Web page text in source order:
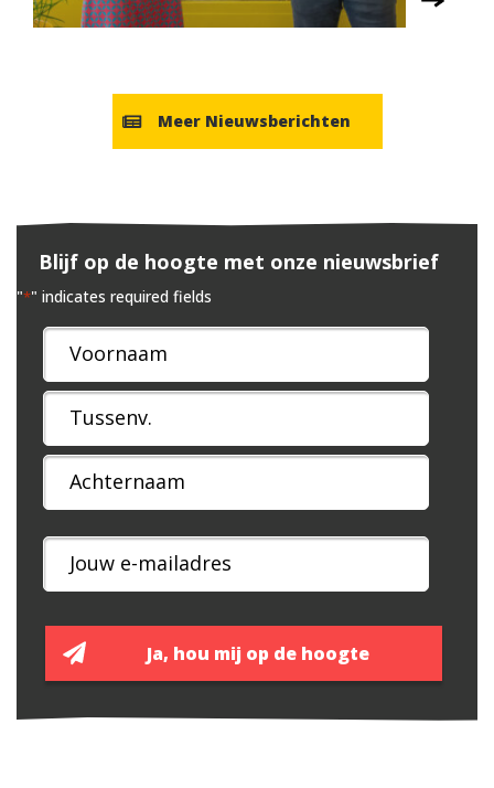
Meer Nieuwsberichten
Blijf op de hoogte met onze nieuwsbrief
"*" indicates required fields
Naam
*